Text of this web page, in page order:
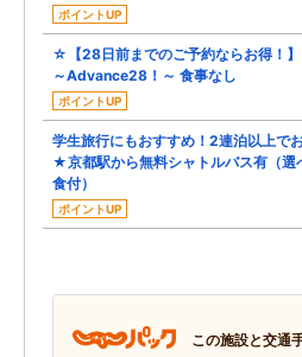
ポイントUP
☆【28日前までのご予約ならお得！】
～Advance28！～ 食事なし
ポイントUP
学生旅行にもおすすめ！2連泊以上で
★京都駅から無料シャトルバス有（選
食付）
ポイントUP
この施設と交通